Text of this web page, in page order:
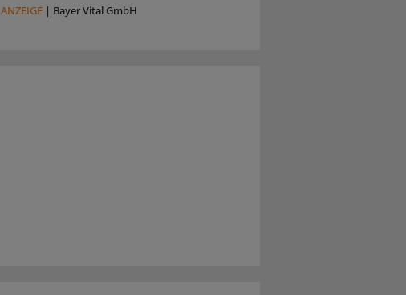
ANZEIGE| Bayer Vital GmbH